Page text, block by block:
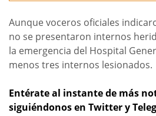
Aunque voceros oficiales
no se presentaron internos
la emergencia del Hospital
menos tres internos lesionados.
Entérate al instante de más
siguiéndonos en Twitter y